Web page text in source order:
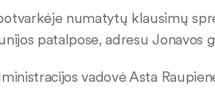
numatytų klausimų
patalpose, adresu Jonavos
vadovė Asta